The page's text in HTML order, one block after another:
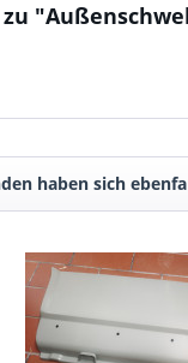
haben sich